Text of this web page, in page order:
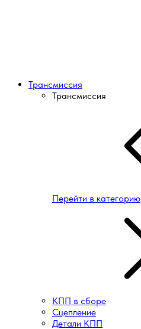
Трансмиссия
Трансмиссия
Перейти в категорию
КПП в сборе
Сцепление
Детали КПП